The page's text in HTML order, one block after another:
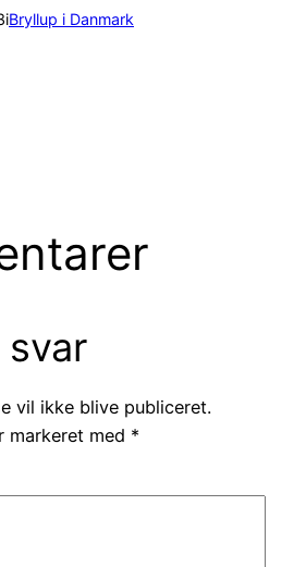
iBryllup i Danmark
vil ikke blive publiceret.
med *